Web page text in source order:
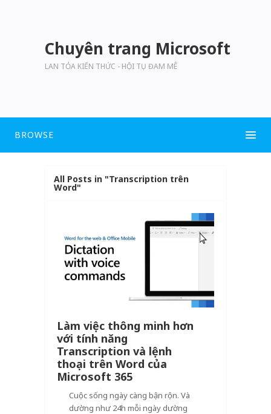
Chuyên trang Microsoft
LAN TỎA KIẾN THỨC - HỘI TỤ ĐAM MÊ
BROWSE
All Posts in "Transcription trên
Word"
Làm việc thông minh hơn
với tính năng
Transcription và lệnh
thoại trên Word của
Microsoft 365
Cuộc sống ngày càng bận rộn. Và
dường như 24h mỗi ngày dường